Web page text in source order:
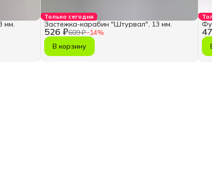
мм.
Только сегодня
526 ₽609 ₽−14%
Застежка-карабин "Штурвал", 13 мм.
В корзину
478
В